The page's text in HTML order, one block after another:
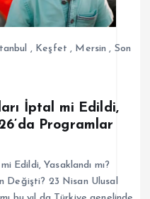
, Keşfet , Mersin , Son
İptal mi Edildi,
Programlar
Edildi, Yasaklandı mı?
Değişti? 23 Nisan Ulusal